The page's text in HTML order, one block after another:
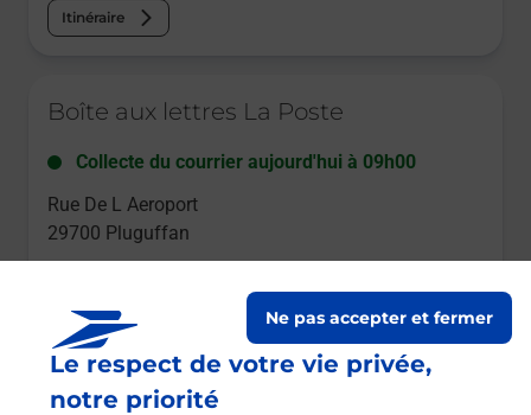
Le respect de votre vie privée,
notre priorité
Ne pas accepter et fermer
Itinéraire
Boîte aux lettres La Poste
Collecte du courrier aujourd'hui à 09h00
Rue De L Aeroport
29700 Pluguffan
Boîte aux lettres La Poste
Le lien s'ouvre dans un nouvel onglet